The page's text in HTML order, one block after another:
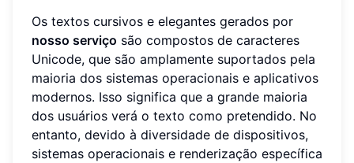
Os textos cursivos e elegantes gerados por
nosso serviço são compostos de caracteres
Unicode, que são amplamente suportados pela
maioria dos sistemas operacionais e aplicativos
modernos. Isso significa que a grande maioria
dos usuários verá o texto como pretendido. No
entanto, devido à diversidade de dispositivos,
sistemas operacionais e renderização específica